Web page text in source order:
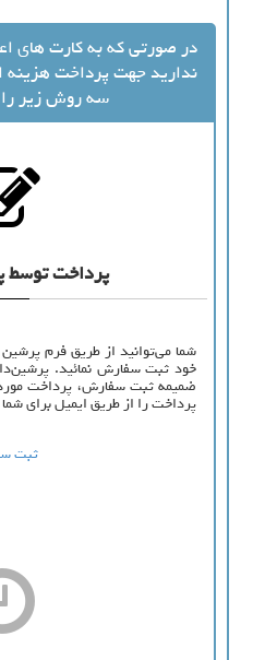
در صورتی که به کارت های
ندارید جهت پرداخت هزینه
سه روش زیر را
پرداخت توسط
شما می‌توانید از طریق فرم
خود ثبت سفارش نمائید.
ضمیمه ثبت سفارش، پرداخت
پرداخت را از طریق ایمیل برای
ثبت